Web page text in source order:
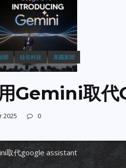
聞 硅谷科技 美國新聞
Gemini取
2025 0
取代google assistant